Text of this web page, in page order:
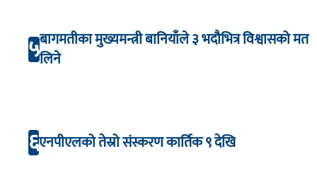
५बागमतीका मुख्यमन्त्री बानियाँले ३ भदौभित्र विश्वासको मत
लिने
६एनपीएलको तेस्रो संस्करण कार्तिक ९ देखि